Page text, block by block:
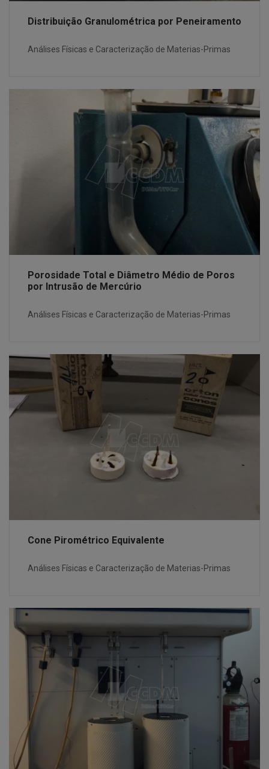
Distribuição Granulométrica por Peneiramento
Análises Físicas e Caracterização de Materias-Primas
Porosidade Total e Diâmetro Médio de Poros
por Intrusão de Mercúrio
Análises Físicas e Caracterização de Materias-Primas
Cone Pirométrico Equivalente
Análises Físicas e Caracterização de Materias-Primas